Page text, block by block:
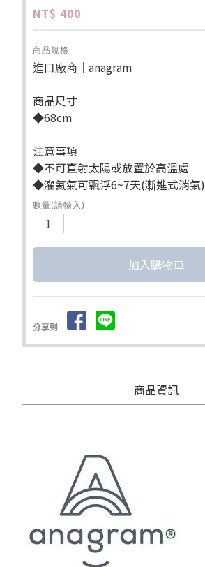
NT$ 400
商品規格
進口廠商｜anagram
商品尺寸
◆68cm
注意事項
◆不可直射太陽或放置於高溫處
◆灌氦氣可飄浮6~7天(漸進式消氣)
數量(請輸入)
分享到
商品資訊